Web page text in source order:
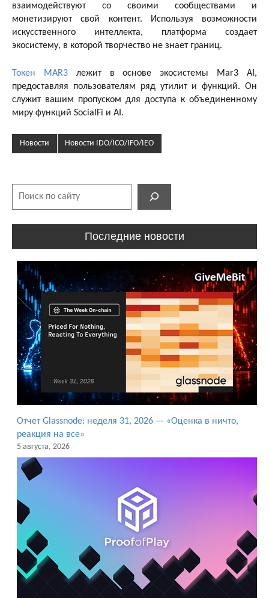
взаимодействуют со своими сообществами и
монетизируют свой контент. Используя возможности
искусственного интеллекта, платформа создает
экосистему, в которой творчество не знает границ.
Токен MAR3лежит в основе экосистемы Mar3 AI,
предоставляя пользователям ряд утилит и функций. Он
служит вашим пропуском для доступа к объединенному
миру функций SocialFi и AI.
Новости Новости IDO/ICO/IFO/IEO
Последние новости
Отчет Glassnode: неделя 31, 2026 — «Оценка в ничто,
реакция на все»
5 августа, 2026